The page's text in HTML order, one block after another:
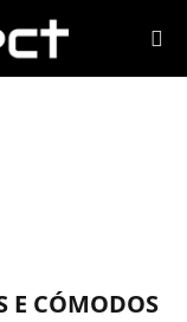
E CÓMODOS